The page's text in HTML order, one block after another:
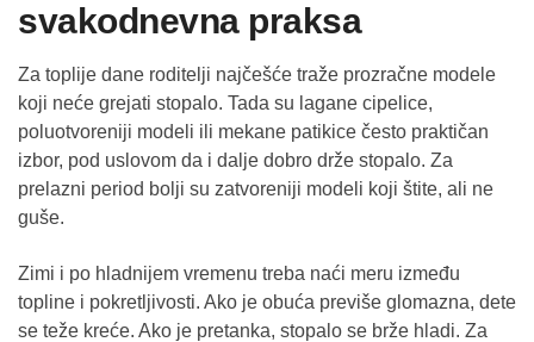
svakodnevna praksa
Za toplije dane roditelji najčešće traže prozračne modele
koji neće grejati stopalo. Tada su lagane cipelice,
poluotvoreniji modeli ili mekane patikice često praktičan
izbor, pod uslovom da i dalje dobro drže stopalo. Za
prelazni period bolji su zatvoreniji modeli koji štite, ali ne
guše.
Zimi i po hladnijem vremenu treba naći meru između
topline i pokretljivosti. Ako je obuća previše glomazna, dete
se teže kreće. Ako je pretanka, stopalo se brže hladi. Za